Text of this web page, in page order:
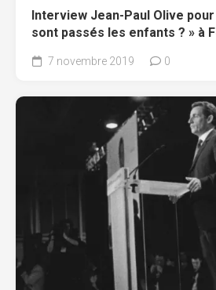
Interview Jean-Paul Olive pour
sont passés les enfants ? » à
7 novembre 2019 0